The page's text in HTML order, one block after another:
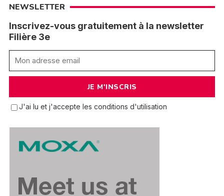
NEWSLETTER
Inscrivez-vous gratuitement à la newsletter
Filière 3e
J'ai lu et j'accepte les conditions d'utilisation